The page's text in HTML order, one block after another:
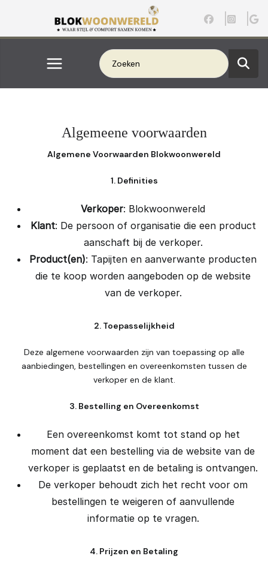
de
Algemeene voorwaarden
Algemene Voorwaarden Blokwoonwereld
1. Definities
Verkoper: Blokwoonwereld
Klant: De persoon of organisatie die een product
aanschaft bij de verkoper.
Product(en): Tapijten en aanverwante producten
die te koop worden aangeboden op de website
van de verkoper.
2. Toepasselijkheid
Deze algemene voorwaarden zijn van toepassing op alle
aanbiedingen, bestellingen en overeenkomsten tussen de
verkoper en de klant.
3. Bestelling en Overeenkomst
Een overeenkomst komt tot stand op het
moment dat een bestelling via de website van de
verkoper is geplaatst en de betaling is ontvangen.
De verkoper behoudt zich het recht voor om
bestellingen te weigeren of aanvullende
informatie op te vragen.
4. Prijzen en Betaling